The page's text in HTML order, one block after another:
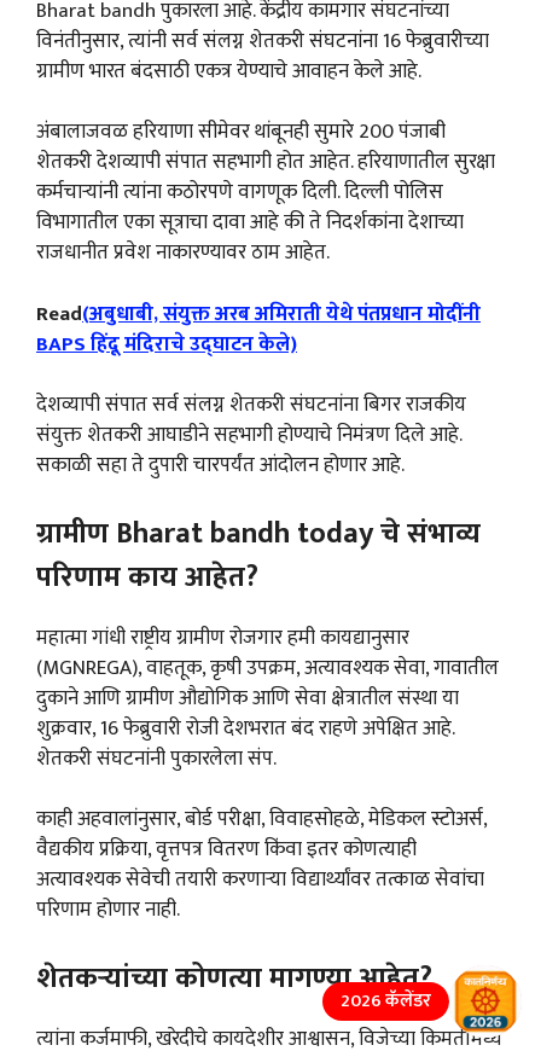
Bharat bandh पुकारला आहे. केंद्रीय कामगार संघटनांच्या
विनंतीनुसार, त्यांनी सर्व संलग्न शेतकरी संघटनांना 16 फेब्रुवारीच्या
ग्रामीण भारत बंदसाठी एकत्र येण्याचे आवाहन केले आहे.
अंबालाजवळ हरियाणा सीमेवर थांबूनही सुमारे 200 पंजाबी
शेतकरी देशव्यापी संपात सहभागी होत आहेत. हरियाणातील सुरक्षा
कर्मचाऱ्यांनी त्यांना कठोरपणे वागणूक दिली. दिल्ली पोलिस
विभागातील एका सूत्राचा दावा आहे की ते निदर्शकांना देशाच्या
राजधानीत प्रवेश नाकारण्यावर ठाम आहेत.
Read(अबुधाबी, संयुक्त अरब अमिराती येथे पंतप्रधान मोदींनी
BAPS हिंदू मंदिराचे उद्घाटन केले)
देशव्यापी संपात सर्व संलग्न शेतकरी संघटनांना बिगर राजकीय
संयुक्त शेतकरी आघाडीने सहभागी होण्याचे निमंत्रण दिले आहे.
सकाळी सहा ते दुपारी चारपर्यंत आंदोलन होणार आहे.
ग्रामीण Bharat bandh today चे संभाव्य
परिणाम काय आहेत?
महात्मा गांधी राष्ट्रीय ग्रामीण रोजगार हमी कायद्यानुसार
(MGNREGA), वाहतूक, कृषी उपक्रम, अत्यावश्यक सेवा, गावातील
दुकाने आणि ग्रामीण औद्योगिक आणि सेवा क्षेत्रातील संस्था या
शुक्रवार, 16 फेब्रुवारी रोजी देशभरात बंद राहणे अपेक्षित आहे.
शेतकरी संघटनांनी पुकारलेला संप.
काही अहवालांनुसार, बोर्ड परीक्षा, विवाहसोहळे, मेडिकल स्टोअर्स,
वैद्यकीय प्रक्रिया, वृत्तपत्र वितरण किंवा इतर कोणत्याही
अत्यावश्यक सेवेची तयारी करणाऱ्या विद्यार्थ्यांवर तत्काळ सेवांचा
परिणाम होणार नाही.
शेतकऱ्यांच्या कोणत्या मागण्या आहेत?
त्यांना कर्जमाफी, खरेदीचे कायदेशीर आश्वासन, विजेच्या किमतींमध्ये
2026 कॅलेंडर